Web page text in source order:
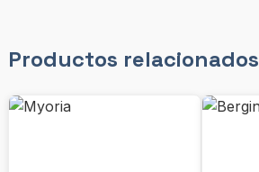
Productos relacionados